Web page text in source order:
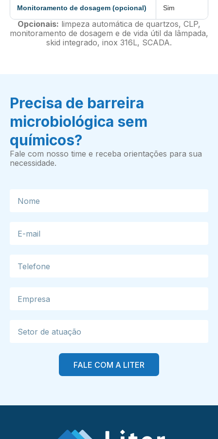
Monitoramento de dosagem (opcional) Sim
Opcionais: limpeza automática de quartzos, CLP,
monitoramento de dosagem e de vida útil da lâmpada,
skid integrado, inox 316L, SCADA.
Precisa de barreira
microbiológica sem
químicos?
Fale com nosso time e receba orientações para sua
necessidade.
FALE COM A LITER